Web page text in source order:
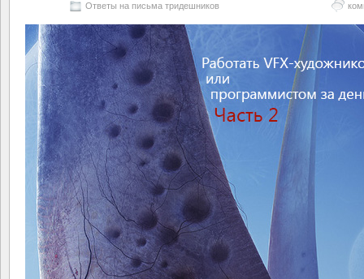
Ответы на письма тридешников